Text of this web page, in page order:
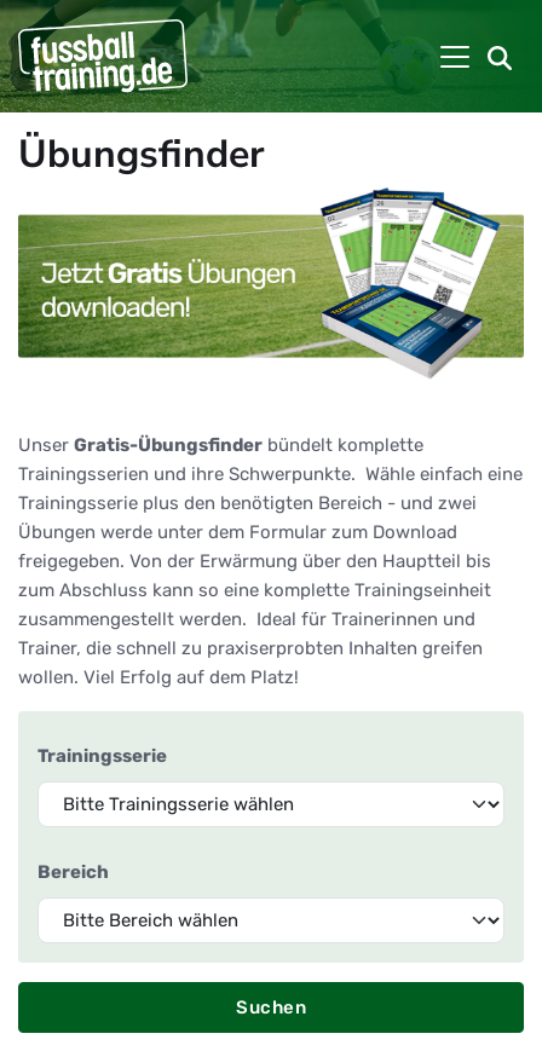
Übungsfinder
Unser Gratis-Übungsfinder bündelt komplette
Trainingsserien und ihre Schwerpunkte. Wähle einfach eine
Trainingsserie plus den benötigten Bereich - und zwei
Übungen werde unter dem Formular zum Download
freigegeben. Von der Erwärmung über den Hauptteil bis
zum Abschluss kann so eine komplette Trainingseinheit
zusammengestellt werden. Ideal für Trainerinnen und
Trainer, die schnell zu praxiserprobten Inhalten greifen
wollen. Viel Erfolg auf dem Platz!
Trainingsserie
Bereich
Suchen